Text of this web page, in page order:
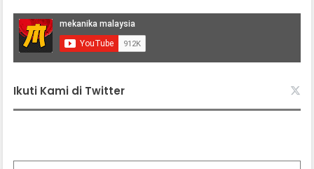
Ikuti Kami di Twitter